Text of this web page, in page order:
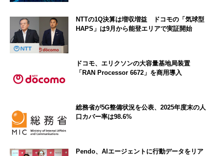
NTTの1Q決算は増収増益 ドコモの「気球型
HAPS」は9月から能登エリアで実証開始
ドコモ、エリクソンの大容量基地局装置
「RAN Processor 6672」を商用導入
総務省が5G整備状況を公表、2025年度末の人
口カバー率は98.6%
Pendo、AIエージェントに行動データをリア